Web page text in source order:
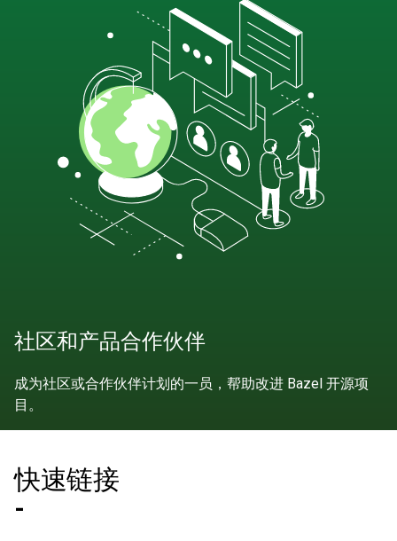
社区和产品合作伙伴
成为社区或合作伙伴计划的一员，帮助改进 Bazel 开源项
目。
快速链接
-